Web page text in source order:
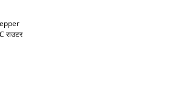
राउटर